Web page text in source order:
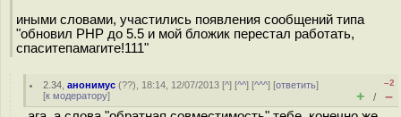
иными словами, участились появления сообщений типа
"обновил РНР до 5.5 и мой бложик перестал работать,
спаситепамагите!111"
2.34 ,анонимус (??), 18:14, 12/07/2013 [^] [^^] [^^^] [ответить]
[к модератору]
–2
+ / –